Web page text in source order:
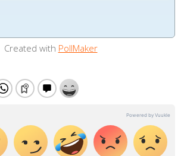
Created with PollMaker